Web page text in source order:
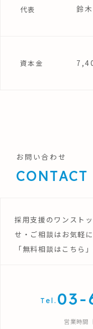
代表 鈴
資本金
お問い合わせ
CONTACT
採用支援のワンスト
せ・ご相談はお気軽に
「無料相談はこちら
Tel. 03-
営業時間